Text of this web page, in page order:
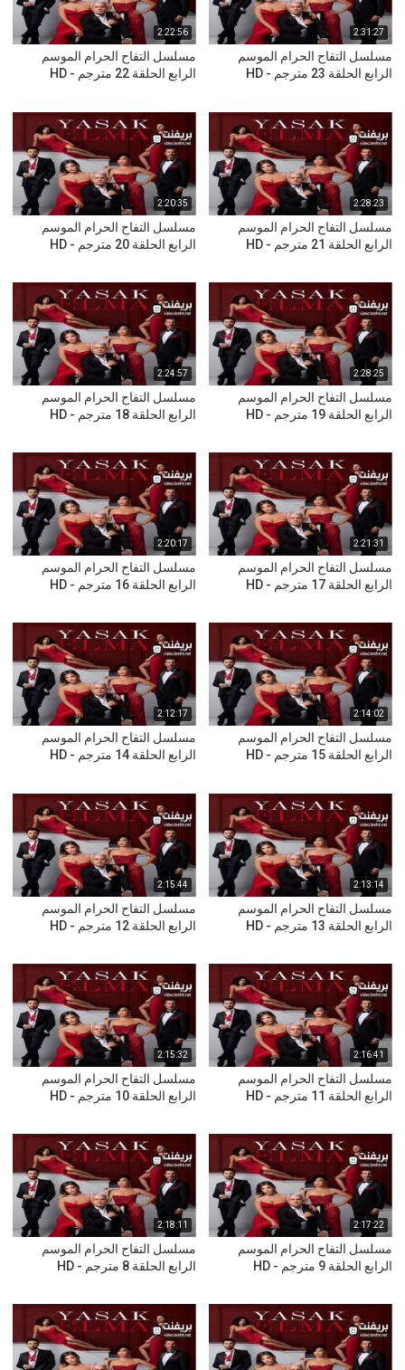
2:31:27
مسلسل التفاح الحرام الموسم
الرابع الحلقة 23 مترجم - HD
2:22:56
مسلسل التفاح الحرام الموسم
الرابع الحلقة 22 مترجم - HD
2:28:23
مسلسل التفاح الحرام الموسم
الرابع الحلقة 21 مترجم - HD
2:20:35
مسلسل التفاح الحرام الموسم
الرابع الحلقة 20 مترجم - HD
2:28:25
مسلسل التفاح الحرام الموسم
الرابع الحلقة 19 مترجم - HD
2:24:57
مسلسل التفاح الحرام الموسم
الرابع الحلقة 18 مترجم - HD
2:21:31
مسلسل التفاح الحرام الموسم
الرابع الحلقة 17 مترجم - HD
2:20:17
مسلسل التفاح الحرام الموسم
الرابع الحلقة 16 مترجم - HD
2:14:02
مسلسل التفاح الحرام الموسم
الرابع الحلقة 15 مترجم - HD
2:12:17
مسلسل التفاح الحرام الموسم
الرابع الحلقة 14 مترجم - HD
2:13:14
مسلسل التفاح الحرام الموسم
الرابع الحلقة 13 مترجم - HD
2:15:44
مسلسل التفاح الحرام الموسم
الرابع الحلقة 12 مترجم - HD
2:16:41
مسلسل التفاح الحرام الموسم
الرابع الحلقة 11 مترجم - HD
2:15:32
مسلسل التفاح الحرام الموسم
الرابع الحلقة 10 مترجم - HD
2:17:22
مسلسل التفاح الحرام الموسم
الرابع الحلقة 9 مترجم - HD
2:18:11
مسلسل التفاح الحرام الموسم
الرابع الحلقة 8 مترجم - HD